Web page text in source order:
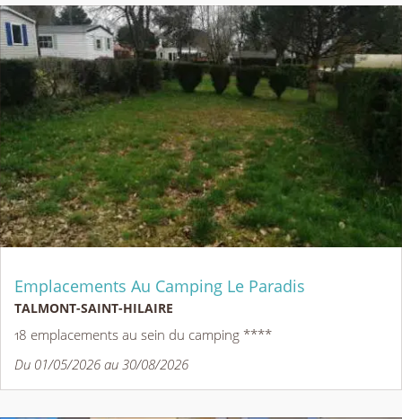
Emplacements Au Camping Le Paradis
TALMONT-SAINT-HILAIRE
18 emplacements au sein du camping ****
Du 01/05/2026 au 30/08/2026